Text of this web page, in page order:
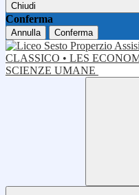
Chiudi
Conferma
Annulla Conferma
CLASSICO • LES
SCIENZE UMANE